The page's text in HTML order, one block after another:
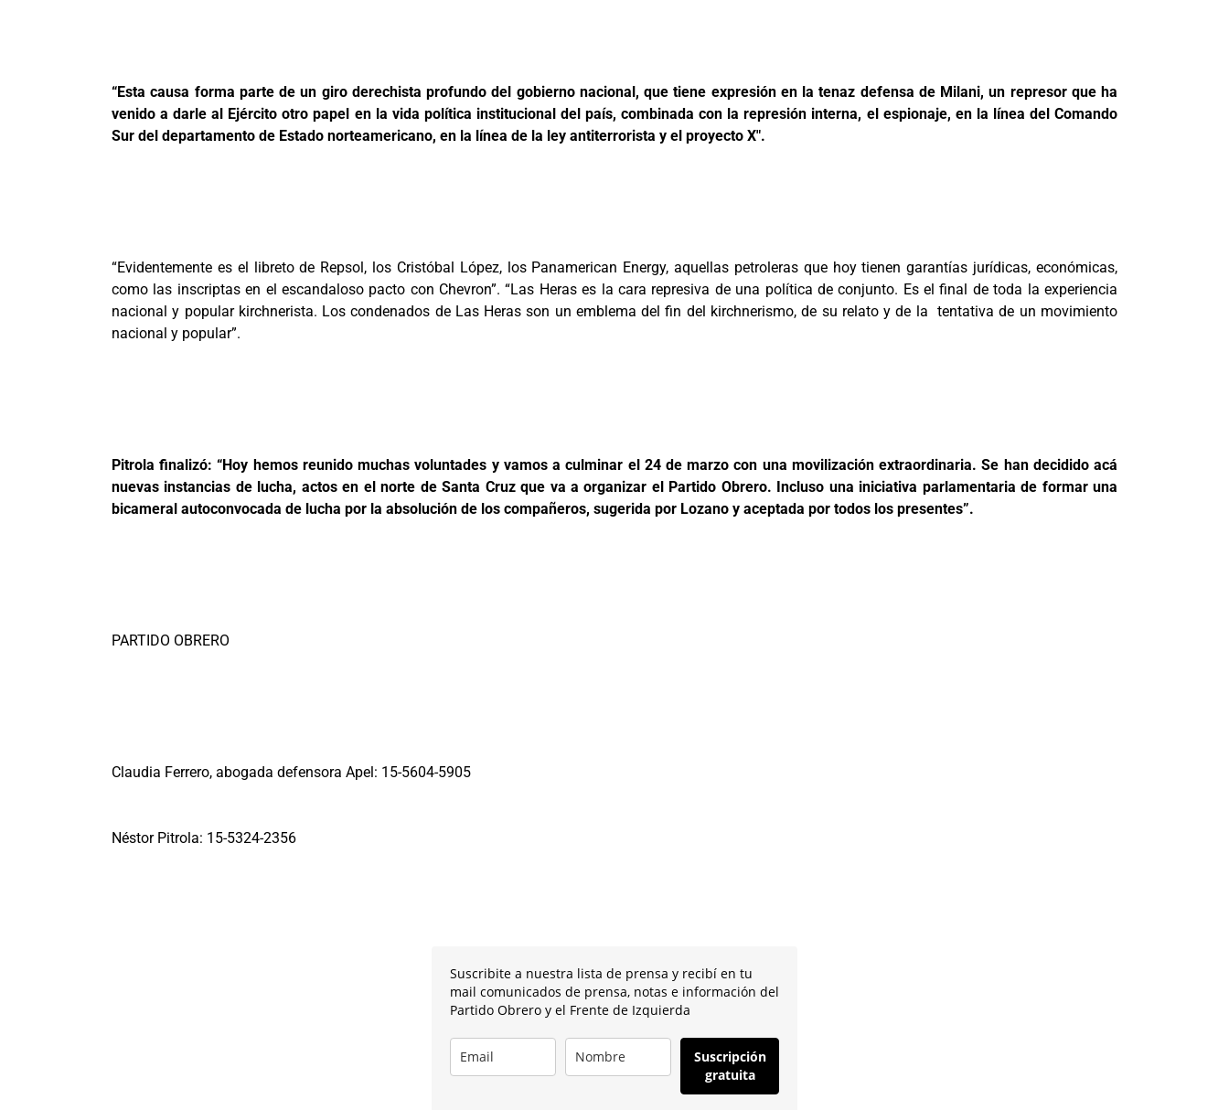
“Esta causa forma parte de un giro derechista profundo del gobierno nacional, que tiene expresión en la tenaz defensa de Milani, un represor que ha
venido a darle al Ejército otro papel en la vida política institucional del país, combinada con la represión interna, el espionaje, en la línea del Comando
Sur del departamento de Estado norteamericano, en la línea de la ley antiterrorista y el proyecto X".
“Evidentemente es el libreto de Repsol, los Cristóbal López, los Panamerican Energy, aquellas petroleras que hoy tienen garantías jurídicas, económicas,
como las inscriptas en el escandaloso pacto con Chevron”. “Las Heras es la cara represiva de una política de conjunto. Es el final de toda la experiencia
nacional y popular kirchnerista. Los condenados de Las Heras son un emblema del fin del kirchnerismo, de su relato y de la tentativa de un movimiento
nacional y popular”.
Pitrola finalizó: “Hoy hemos reunido muchas voluntades y vamos a culminar el 24 de marzo con una movilización extraordinaria. Se han decidido acá
nuevas instancias de lucha, actos en el norte de Santa Cruz que va a organizar el Partido Obrero. Incluso una iniciativa parlamentaria de formar una
bicameral autoconvocada de lucha por la absolución de los compañeros, sugerida por Lozano y aceptada por todos los presentes”.
PARTIDO OBRERO
Claudia Ferrero, abogada defensora Apel: 15-5604-5905
Néstor Pitrola: 15-5324-2356
Suscribite a nuestra lista de prensa y recibí en tu
mail comunicados de prensa, notas e información del
Partido Obrero y el Frente de Izquierda
Suscripción
gratuita